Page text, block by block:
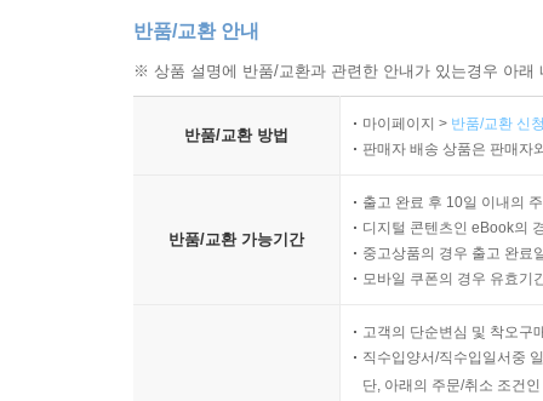
반품/교환 안내
※ 상품 설명에 반품/교환과 관련한 안내가 있는경우 아
반품/교환 방법
마이페이지 > 반품/교환 신
판매자 배송 상품은 판매자
반품/교환 가능기간
출고 완료 후 10일 이내의
디지털 콘텐츠인 eBook의
중고상품의 경우 출고 완료
모바일 쿠폰의 경우 유효기
고객의 단순변심 및 착오구
직수입양서/직수입일서중
단, 아래의 주문/취소 조건